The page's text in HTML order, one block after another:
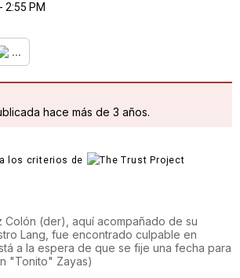
2:55 PM
...
hace más de 3 años.
los criterios de
(der), aquí acompañado de su
Lang, fue encontrado culpable en
a la espera de que se fije una fecha para
"Tonito" Zayas)